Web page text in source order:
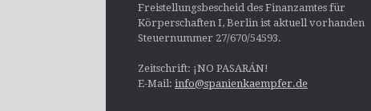
Freistellungsbescheid des Finanzamtes für
Körperschaften I, Berlin ist aktuell vorhanden
Steuernummer 27/670/54593.
Zeitschrift: ¡NO PASARÁN!
E-Mail: info@spanienkaempfer.de